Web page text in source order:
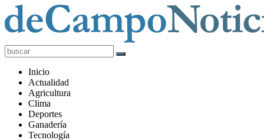
deCampoNoticias
Actualidad
Agropecuaria
Inicio
Actualidad
Agricultura
Clima
Deportes
Ganadería
Tecnología